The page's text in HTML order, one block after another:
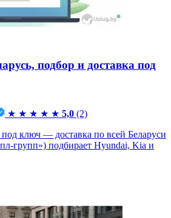
подбор и доставка под
★ ★ ★ ★ ★ 5,0 (2)
ключ — доставка по всей Беларуси
групп») подбирает Hyundai, Kia и